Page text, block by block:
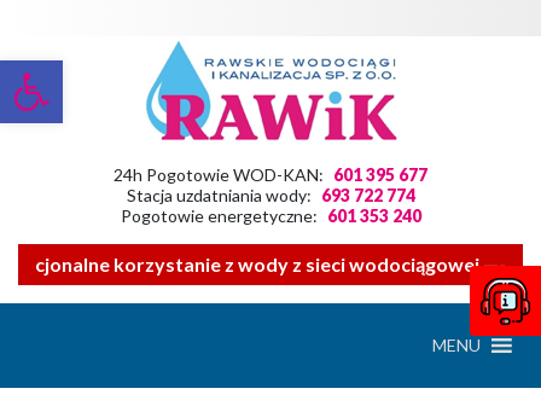
Otwórz pasek narzędzi
24h Pogotowie WOD-KAN: 601 395 677
Stacja uzdatniania wody: 693 722 774
Pogotowie energetyczne: 601 353 240
korzystanie z wody z sieci wodociągowej ——-
MENU